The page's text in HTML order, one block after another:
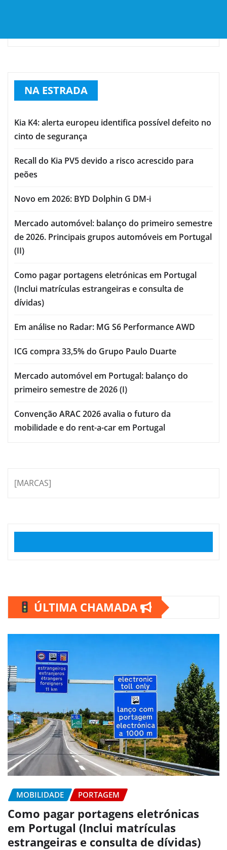
NA ESTRADA
Kia K4: alerta europeu identifica possível defeito no
cinto de segurança
Recall do Kia PV5 devido a risco acrescido para
peões
Novo em 2026: BYD Dolphin G DM-i
Mercado automóvel: balanço do primeiro semestre
de 2026. Principais grupos automóveis em Portugal
(II)
Como pagar portagens eletrónicas em Portugal
(Inclui matrículas estrangeiras e consulta de
dívidas)
Em análise no Radar: MG S6 Performance AWD
ICG compra 33,5% do Grupo Paulo Duarte
Mercado automóvel em Portugal: balanço do
primeiro semestre de 2026 (I)
Convenção ARAC 2026 avalia o futuro da
mobilidade e do rent-a-car em Portugal
[MARCAS]
ÚLTIMA CHAMADA
MOBILIDADE PORTAGEM
Como pagar portagens eletrónicas
em Portugal (Inclui matrículas
estrangeiras e consulta de dívidas)